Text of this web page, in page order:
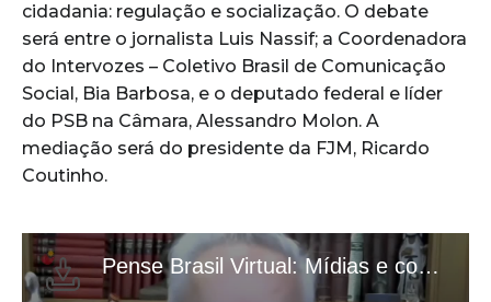
cidadania: regulação e socialização. O debate
será entre o jornalista Luis Nassif; a Coordenadora
do Intervozes – Coletivo Brasil de Comunicação
Social, Bia Barbosa, e o deputado federal e líder
do PSB na Câmara, Alessandro Molon. A
mediação será do presidente da FJM, Ricardo
Coutinho.